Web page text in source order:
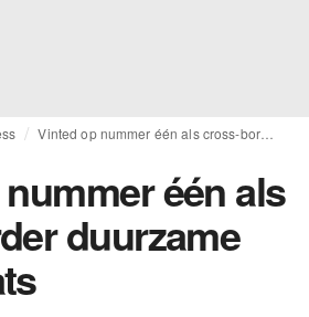
Vinted op nummer één als cross-border duurzame marktplaats
één als
duurzame